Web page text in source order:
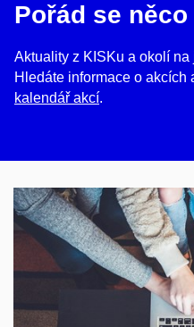
Pořád se něco
Aktuality z KISKu a okolí na
Hledáte informace o
kalendář akcí.